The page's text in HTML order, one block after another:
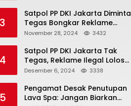
3
Satpol PP DKI Jakarta Diminta
Tegas Bongkar Reklame
Ilegal
November 28, 2024 3432
4
Satpol PP DKI Jakarta Tak
Tegas, Reklame Ilegal Lolos
Penindakan
Desember 6, 2024 3338
5
Pengamat Desak Penutupan
Lava Spa: Jangan Biarkan